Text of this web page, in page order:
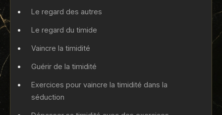
Le regard des autres
Le regard du timide
Vaincre la timidité
Guérir de la timidité
Exercices pour vaincre la timidité dans la
séduction